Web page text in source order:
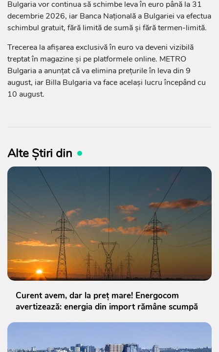
Bulgaria vor continua să schimbe leva în euro până la 31
decembrie 2026, iar Banca Națională a Bulgariei va efectua
schimbul gratuit, fără limită de sumă și fără termen-limită.
Trecerea la afișarea exclusivă în euro va deveni vizibilă
treptat în magazine și pe platformele online. METRO
Bulgaria a anunțat că va elimina prețurile în leva din 9
august, iar Billa Bulgaria va face același lucru începând cu
10 august.
Alte Știri din
Curent avem, dar la preț mare! Energocom
avertizează: energia din import rămâne scumpă